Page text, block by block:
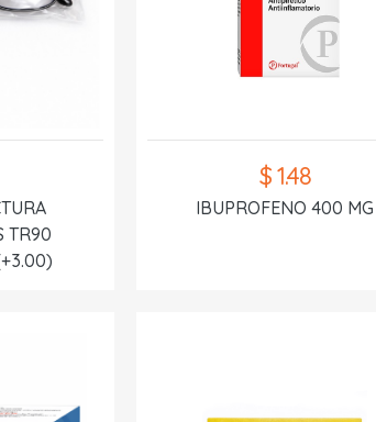
TR90
$ 1.48
IBUPROFENO 400 MG